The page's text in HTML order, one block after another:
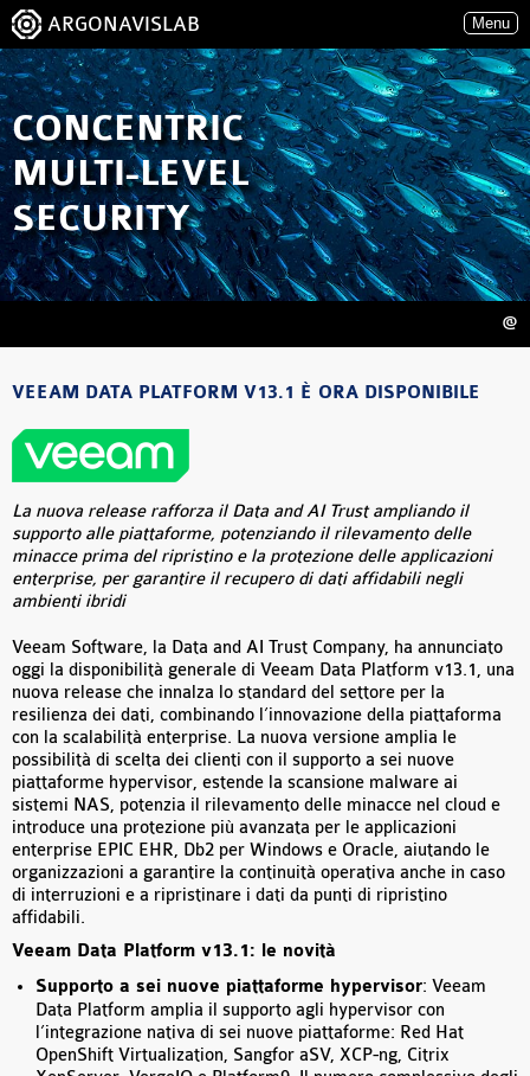
ARGONAVISLAB Menu
CONCENTRIC
MULTI-LEVEL
SECURITY
@
VEEAM DATA PLATFORM V13.1 È ORA DISPONIBILE
La nuova release rafforza il Data and AI Trust ampliando il
supporto alle piattaforme, potenziando il rilevamento delle
minacce prima del ripristino e la protezione delle applicazioni
enterprise, per garantire il recupero di dati affidabili negli
ambienti ibridi
Veeam Software, la Data and AI Trust Company, ha annunciato
oggi la disponibilità generale di Veeam Data Platform v13.1, una
nuova release che innalza lo standard del settore per la
resilienza dei dati, combinando l’innovazione della piattaforma
con la scalabilità enterprise. La nuova versione amplia le
possibilità di scelta dei clienti con il supporto a sei nuove
piattaforme hypervisor, estende la scansione malware ai
sistemi NAS, potenzia il rilevamento delle minacce nel cloud e
introduce una protezione più avanzata per le applicazioni
enterprise EPIC EHR, Db2 per Windows e Oracle, aiutando le
organizzazioni a garantire la continuità operativa anche in caso
di interruzioni e a ripristinare i dati da punti di ripristino
affidabili.
Veeam Data Platform v13.1: le novità
Supporto a sei nuove piattaforme hypervisor: Veeam
Data Platform amplia il supporto agli hypervisor con
l’integrazione nativa di sei nuove piattaforme: Red Hat
OpenShift Virtualization, Sangfor aSV, XCP-ng, Citrix